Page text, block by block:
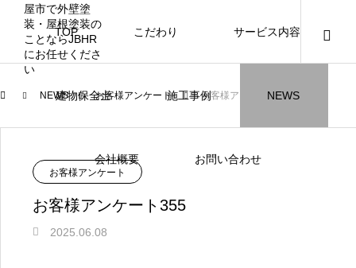
TOP こだわり サービス内容
建物保全士 施工事例 NEWS
会社概要 お問い合わせ
ニュース ブログ
NEW
NEWS お客様アンケート お客様アンケート355
お客様アンケート
お客様アンケート355
2025.06.08